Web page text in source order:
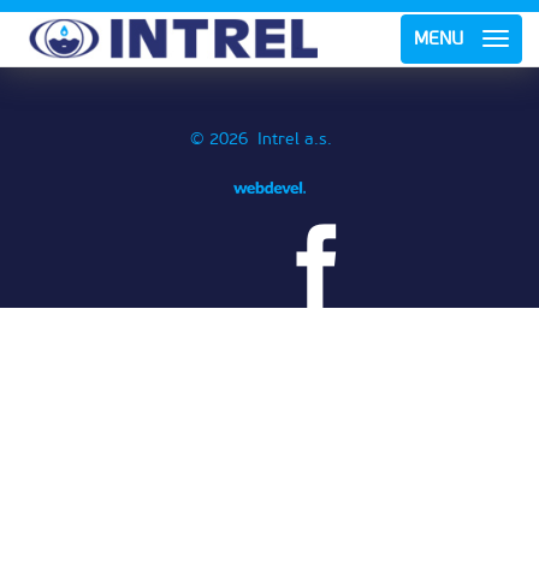
MENU
© 2026 Intrel a.s.